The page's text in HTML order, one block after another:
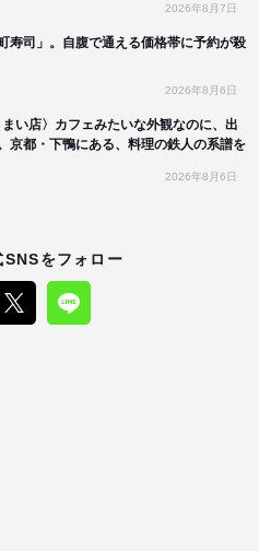
2026年8月7日
寿司」。自腹で通える価格帯に予約が殺
2026年8月6日
まい店〉カフェみたいな外観なのに、出
京都・下鴨にある、料理の鉄人の系譜を
2026年8月6日
をフォロー